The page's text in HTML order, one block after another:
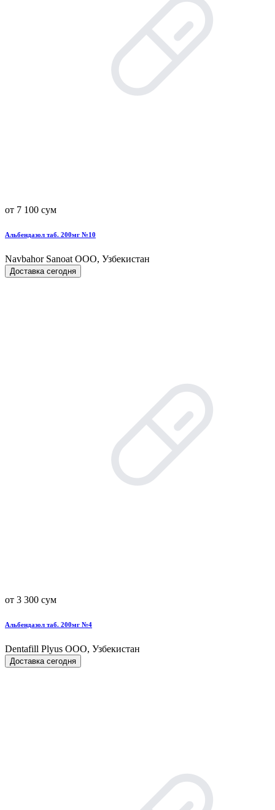
от 7 100 сум
Альбендазол таб. 200мг №10
Navbahor Sanoat ООО, Узбекистан
Доставка сегодня
от 3 300 сум
Альбендазол таб. 200мг №4
Dentafill Plyus OOO, Узбекистан
Доставка сегодня